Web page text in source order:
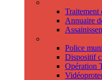
Traitement
Annuaire
Police
Dispositif
Opération